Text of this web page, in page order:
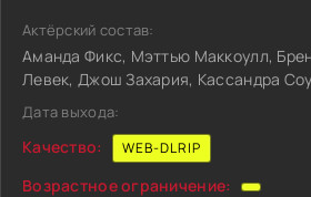
Актёрский состав:
Аманда Фикс, Мэттью Маккоулл,
Левек, Джош Захария, Кассандра
Дата выхода:
Качество: WEB-DLRIP
Возрастное ограничение: